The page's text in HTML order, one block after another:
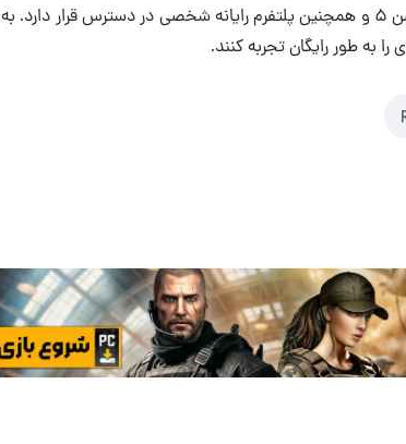
ایکس باکس سری اس، پلی استیشن ۴ و پلی استیشن ۵ و همچنین پلتفرم رایانه شخصی در دسترس قرار دارد. به
به طور رایگان تجربه کنند.